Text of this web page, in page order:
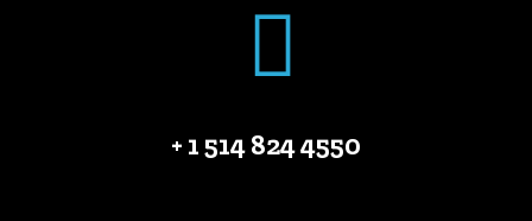
4550 824 514 1 +